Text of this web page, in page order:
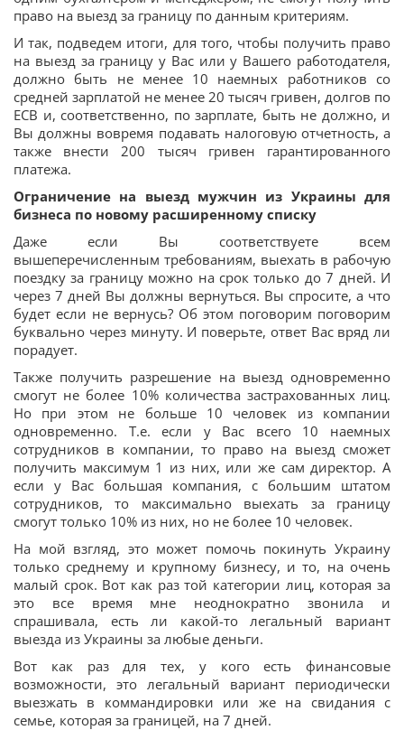
право на выезд за границу по данным критериям.
И так, подведем итоги, для того, чтобы получить право
на выезд за границу у Вас или у Вашего работодателя,
должно быть не менее 10 наемных работников со
средней зарплатой не менее 20 тысяч гривен, долгов по
ЕСВ и, соответственно, по зарплате, быть не должно, и
Вы должны вовремя подавать налоговую отчетность, а
также внести 200 тысяч гривен гарантированного
платежа.
Ограничение на выезд мужчин из Украины для
бизнеса по новому расширенному списку
Даже если Вы соответствуете всем
вышеперечисленным требованиям, выехать в рабочую
поездку за границу можно на срок только до 7 дней. И
через 7 дней Вы должны вернуться. Вы спросите, а что
будет если не вернусь? Об этом поговорим поговорим
буквально через минуту. И поверьте, ответ Вас вряд ли
порадует.
Также получить разрешение на выезд одновременно
смогут не более 10% количества застрахованных лиц.
Но при этом не больше 10 человек из компании
одновременно. Т.е. если у Вас всего 10 наемных
сотрудников в компании, то право на выезд сможет
получить максимум 1 из них, или же сам директор. А
если у Вас большая компания, с большим штатом
сотрудников, то максимально выехать за границу
смогут только 10% из них, но не более 10 человек.
На мой взгляд, это может помочь покинуть Украину
только среднему и крупному бизнесу, и то, на очень
малый срок. Вот как раз той категории лиц, которая за
это все время мне неоднократно звонила и
спрашивала, есть ли какой-то легальный вариант
выезда из Украины за любые деньги.
Вот как раз для тех, у кого есть финансовые
возможности, это легальный вариант периодически
выезжать в коммандировки или же на свидания с
семье, которая за границей, на 7 дней.